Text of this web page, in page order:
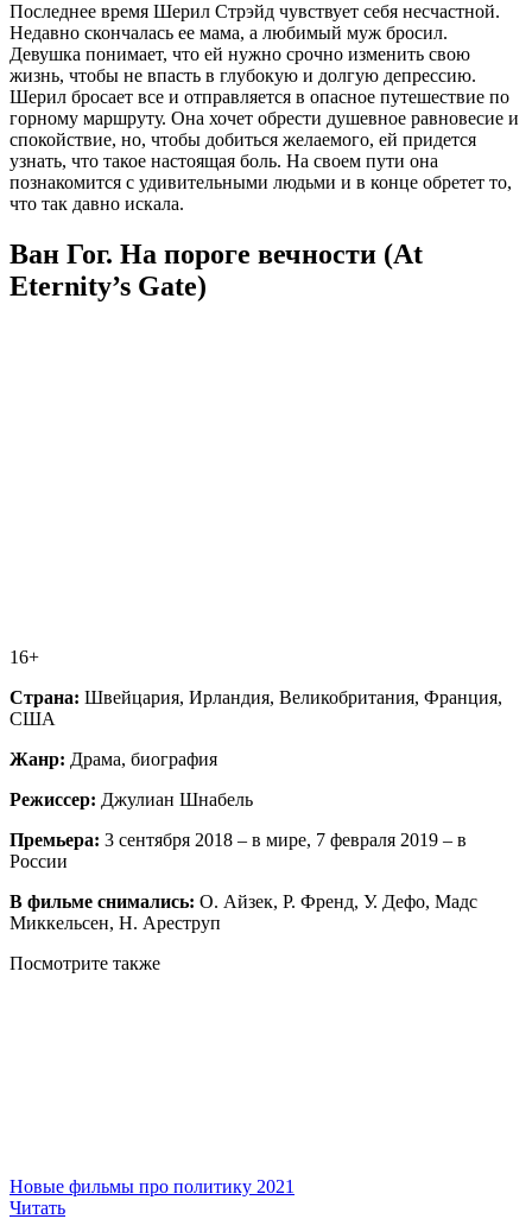
Последнее время Шерил Стрэйд чувствует себя несчастной.
Недавно скончалась ее мама, а любимый муж бросил.
Девушка понимает, что ей нужно срочно изменить свою
жизнь, чтобы не впасть в глубокую и долгую депрессию.
Шерил бросает все и отправляется в опасное путешествие по
горному маршруту. Она хочет обрести душевное равновесие и
спокойствие, но, чтобы добиться желаемого, ей придется
узнать, что такое настоящая боль. На своем пути она
познакомится с удивительными людьми и в конце обретет то,
что так давно искала.
Ван Гог. На пороге вечности (At
Eternity’s Gate)
16+
Страна: Швейцария, Ирландия, Великобритания, Франция,
США
Жанр: Драма, биография
Режиссер: Джулиан Шнабель
Премьера: 3 сентября 2018 – в мире, 7 февраля 2019 – в
России
В фильме снимались: О. Айзек, Р. Френд, У. Дефо, Мадс
Миккельсен, Н. Ареструп
Посмотрите также
Новые фильмы про политику 2021
Читать